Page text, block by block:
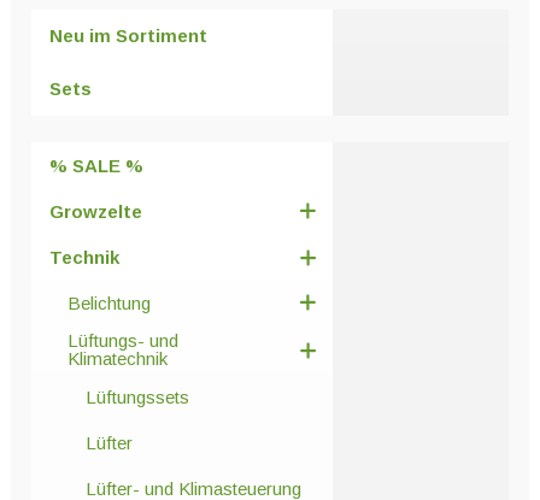
auf
gewählt
Neu im Sortiment
Sets
% SALE %
Growzelte
Technik
Belichtung
Lüftungs- und
Klimatechnik
Lüftungssets
Lüfter
Lüfter- und Klimasteuerung